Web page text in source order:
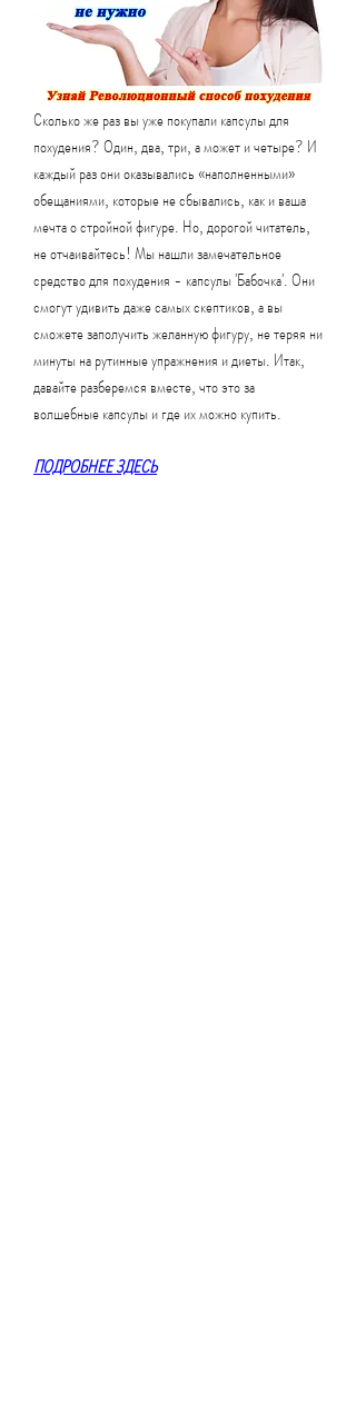
Сколько же раз вы уже покупали капсулы для
похудения? Один, два, три, а может и четыре? И
каждый раз они оказывались «наполненными»
обещаниями, которые не сбывались, как и ваша
мечта о стройной фигуре. Но, дорогой читатель,
не отчаивайтесь! Мы нашли замечательное
средство для похудения - капсулы 'Бабочка'. Они
смогут удивить даже самых скептиков, а вы
сможете заполучить желанную фигуру, не теряя ни
минуты на рутинные упражнения и диеты. Итак,
давайте разберемся вместе, что это за
волшебные капсулы и где их можно купить.
ПОДРОБНЕЕ ЗДЕСЬ